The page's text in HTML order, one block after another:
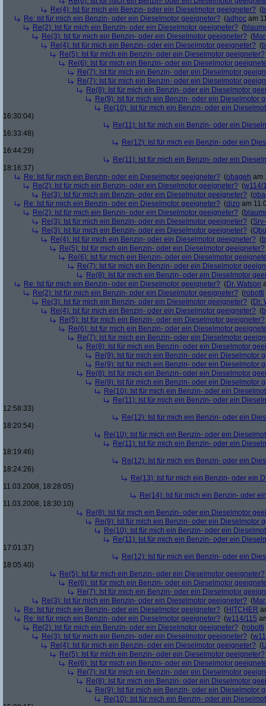
Re(4): Ist für mich ein Benzin- oder ein Dieselmotor geeigneter? (
Re: Ist für mich ein Benzin- oder ein Dieselmotor geeigneter? (adhoc am
Re(2): Ist für mich ein Benzin- oder ein Dieselmotor geeigneter? (
Re(3): Ist für mich ein Benzin- oder ein Dieselmotor geeigneter? (
Re(4): Ist für mich ein Benzin- oder ein Dieselmotor geeigneter? (
Re(5): Ist für mich ein Benzin- oder ein Dieselmotor geeigneter?
Re(6): Ist für mich ein Benzin- oder ein Dieselmotor
Re(7): Ist für mich ein Benzin- oder ein Dieselmotor
Re(7): Ist für mich ein Benzin- oder ein Dieselmotor
Re(8): Ist für mich ein Benzin- oder ein Dieselmotor
Re(9): Ist für mich ein Benzin- oder ein Dieselmotor
Re(10): Ist für mich ein Benzin- oder ein
16:30:04)
Re(11): Ist für mich ein Benzin- oder ein
16:33:48)
Re(12): Ist für mich ein Benzin- oder ein
16:44:29)
Re(11): Ist für mich ein Benzin- oder ein
18:16:37)
Re: Ist für mich ein Benzin- oder ein Dieselmotor geeigneter? (obageh am
Re(2): Ist für mich ein Benzin- oder ein Dieselmotor geeigneter? (w114/
Re(3): Ist für mich ein Benzin- oder ein Dieselmotor geeigneter? (
Re: Ist für mich ein Benzin- oder ein Dieselmotor geeigneter? (dizo am
Re(2): Ist für mich ein Benzin- oder ein Dieselmotor geeigneter? (
Re(3): Ist für mich ein Benzin- oder ein Dieselmotor geeigneter? (
Re(3): Ist für mich ein Benzin- oder ein Dieselmotor geeigneter? (
Re(4): Ist für mich ein Benzin- oder ein Dieselmotor geeigneter? (
Re(5): Ist für mich ein Benzin- oder ein Dieselmotor geeigneter?
Re(6): Ist für mich ein Benzin- oder ein Dieselmotor
Re(7): Ist für mich ein Benzin- oder ein Dieselmotor
Re(8): Ist für mich ein Benzin- oder ein Dieselmotor
Re: Ist für mich ein Benzin- oder ein Dieselmotor geeigneter? (Dr. Watson
Re(2): Ist für mich ein Benzin- oder ein Dieselmotor geeigneter? (robotti
Re(3): Ist für mich ein Benzin- oder ein Dieselmotor geeigneter? (Dr.
Re(4): Ist für mich ein Benzin- oder ein Dieselmotor geeigneter? (
Re(5): Ist für mich ein Benzin- oder ein Dieselmotor geeigneter?
Re(6): Ist für mich ein Benzin- oder ein Dieselmotor
Re(7): Ist für mich ein Benzin- oder ein Dieselmotor
Re(8): Ist für mich ein Benzin- oder ein Dieselmotor
Re(9): Ist für mich ein Benzin- oder ein Dieselmotor
Re(9): Ist für mich ein Benzin- oder ein Dieselmotor
Re(8): Ist für mich ein Benzin- oder ein Dieselmotor
Re(9): Ist für mich ein Benzin- oder ein Dieselmotor
Re(10): Ist für mich ein Benzin- oder ein
Re(11): Ist für mich ein Benzin- oder ein
12:58:33)
Re(12): Ist für mich ein Benzin- oder ein
18:20:54)
Re(10): Ist für mich ein Benzin- oder ein
Re(11): Ist für mich ein Benzin- oder ein
18:19:46)
Re(12): Ist für mich ein Benzin- oder ein
18:24:26)
Re(13): Ist für mich ein Benzin- oder ein
11.03.2008, 18:28:05)
Re(14): Ist für mich ein Benzin- oder
11.03.2008, 18:30:10)
Re(8): Ist für mich ein Benzin- oder ein Dieselmotor
Re(9): Ist für mich ein Benzin- oder ein Dieselmotor
Re(10): Ist für mich ein Benzin- oder ein
Re(11): Ist für mich ein Benzin- oder ein
17:01:37)
Re(12): Ist für mich ein Benzin- oder ein
18:05:40)
Re(5): Ist für mich ein Benzin- oder ein Dieselmotor geeigneter?
Re(6): Ist für mich ein Benzin- oder ein Dieselmotor
Re(7): Ist für mich ein Benzin- oder ein Dieselmotor
Re(3): Ist für mich ein Benzin- oder ein Dieselmotor geeigneter? (
Re: Ist für mich ein Benzin- oder ein Dieselmotor geeigneter? (HITCHER
Re: Ist für mich ein Benzin- oder ein Dieselmotor geeigneter? (w114/115
Re(2): Ist für mich ein Benzin- oder ein Dieselmotor geeigneter? (robotti
Re(3): Ist für mich ein Benzin- oder ein Dieselmotor geeigneter? (
Re(4): Ist für mich ein Benzin- oder ein Dieselmotor geeigneter? (
Re(5): Ist für mich ein Benzin- oder ein Dieselmotor geeigneter?
Re(6): Ist für mich ein Benzin- oder ein Dieselmotor
Re(7): Ist für mich ein Benzin- oder ein Dieselmotor
Re(8): Ist für mich ein Benzin- oder ein Dieselmotor
Re(9): Ist für mich ein Benzin- oder ein Dieselmotor
Re(10): Ist für mich ein Benzin- oder ein